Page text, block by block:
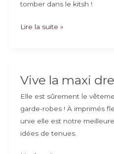
tomber dans le kitsh !
Votre
:
indienne
Lire la suite »
Vive la maxi
Elle est sûrement le
garde-robes ! À imprimés
unie elle est notre
idées de tenues.